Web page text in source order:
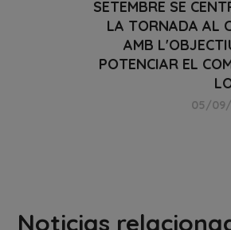
SETEMBRE SE
LA TORNADA AL
AMB
POTENCIAR EL
05/
Noticias